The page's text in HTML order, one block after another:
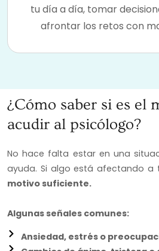
tu día a día, tomar
afrontar los retos con
¿Cómo saber si es el
acudir al psicólogo?
No hace falta estar en una
ayuda. Si algo está afectando a
motivo suficiente.
Algunas señales comunes:
Ansiedad, estrés o